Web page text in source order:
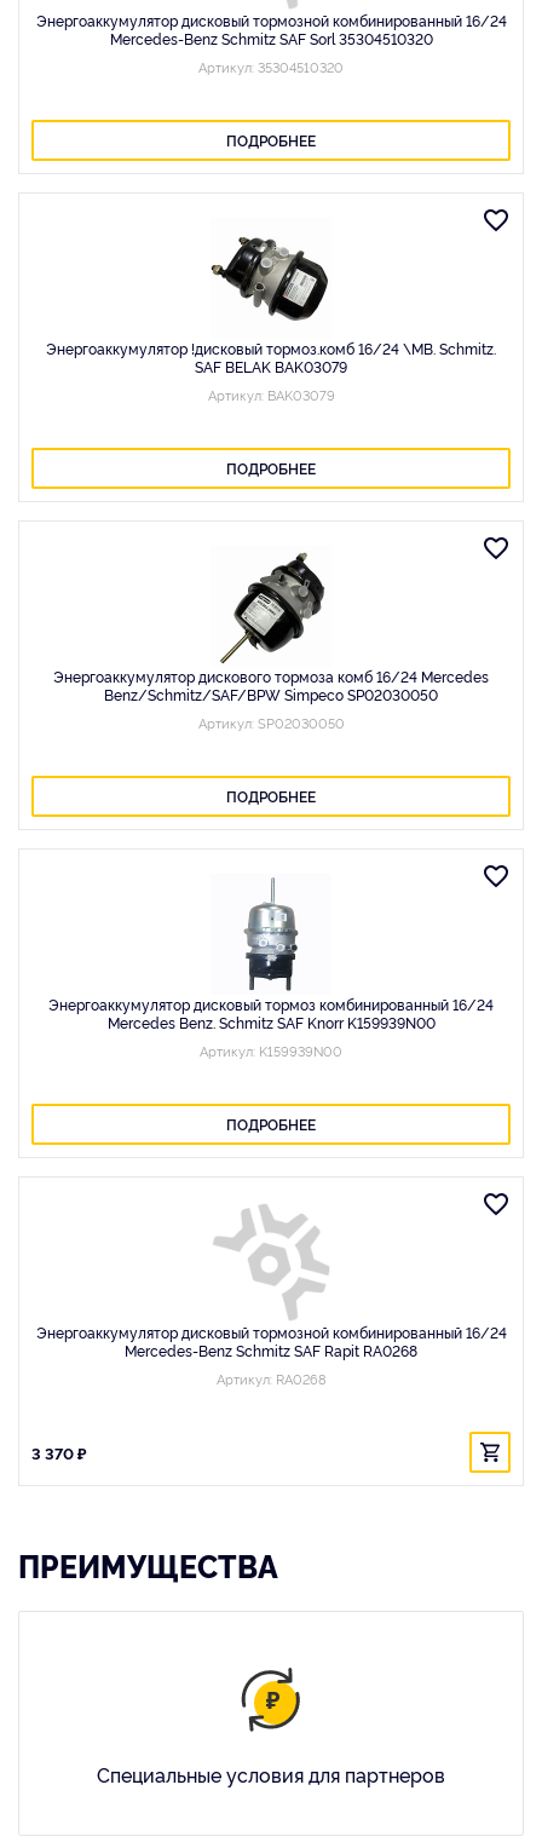
Энергоаккумулятор дисковый тормозной комбинированный 16/24
Mercedes-Benz Schmitz SAF Sorl 35304510320
Артикул: 35304510320
ПОДРОБНЕЕ
Энергоаккумулятор !дисковый тормоз.комб 16/24 \MB. Schmitz.
SAF BELAK BAK03079
Артикул: BAK03079
ПОДРОБНЕЕ
Энергоаккумулятор дискового тормоза комб 16/24 Mercedes
Benz/Schmitz/SAF/BPW Simpeco SP02030050
Артикул: SP02030050
ПОДРОБНЕЕ
Энергоаккумулятор дисковый тормоз комбинированный 16/24
Mercedes Benz. Schmitz SAF Knorr K159939N00
Артикул: K159939N00
ПОДРОБНЕЕ
Энергоаккумулятор дисковый тормозной комбинированный 16/24
Mercedes-Benz Schmitz SAF Rapit RA0268
Артикул: RA0268
3 370 ₽
ПРЕИМУЩЕСТВА
Специальные условия для партнеров